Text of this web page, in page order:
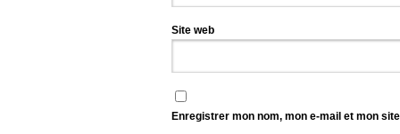
Site web
Enregistrer mon nom, mon e-mail et mon